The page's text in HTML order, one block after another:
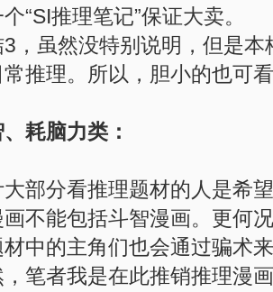
“SI推理笔记”保证大卖。
，虽然没特别说明，但是
推理。所以，胆小的也可
耗脑力类：
部分看推理题材的人是希
不能包括斗智漫画。更何
中的主角们也会通过骗术
，笔者我是在此推销推理漫